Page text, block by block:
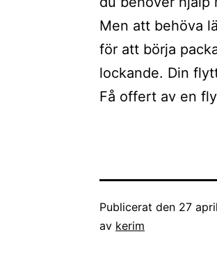
Men att behöva
för att börja
lockande. Din
Få offert av en
Publicerat den 27
av kerim